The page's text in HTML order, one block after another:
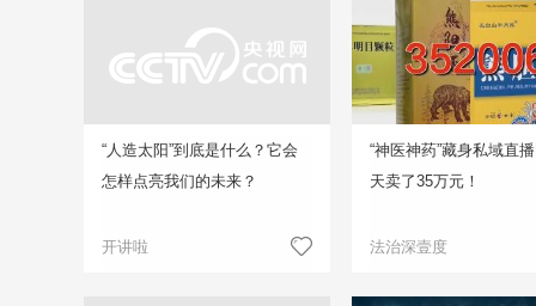
“人造太阳”到底是什么？它会
怎样点亮我们的未来？
开讲啦
“神医神药”藏身私域直
天卖了35万元！
法治深壹度